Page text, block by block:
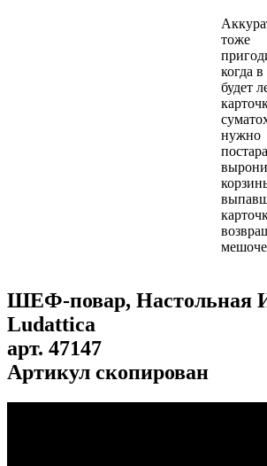
тоже
когда
будет
нужно
ШЕФ-повар, Настольная
Ludattica
арт. 47147
Артикул скопирован